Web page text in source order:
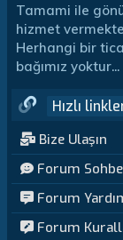
Tamami ile
hizmet
Herhangi bir
bağımız yoktur...
Hızlı
Bize Ulaşın
Forum
Forum
Forum